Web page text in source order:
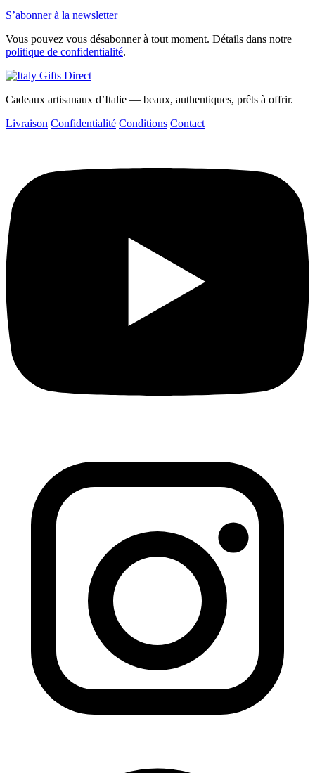
S’abonner à la newsletter
Vous pouvez vous désabonner à tout moment. Détails dans notre
politique de confidentialité.
Cadeaux artisanaux d’Italie — beaux, authentiques, prêts à offrir.
Livraison Confidentialité Conditions Contact